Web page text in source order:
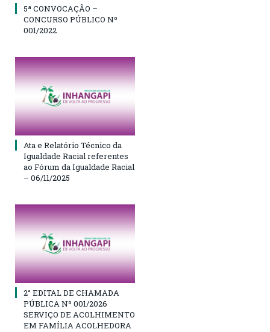
5ª CONVOCAÇÃO –
CONCURSO PÚBLICO Nº
001/2022
Ata e Relatório Técnico da
Igualdade Racial referentes
ao Fórum da Igualdade Racial
– 06/11/2025
2° EDITAL DE CHAMADA
PÚBLICA Nº 001/2026
SERVIÇO DE ACOLHIMENTO
EM FAMÍLIA ACOLHEDORA